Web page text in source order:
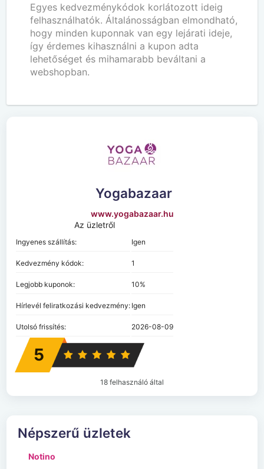
Egyes kedvezménykódok korlátozott ideig
felhasználhatók. Általánosságban elmondható,
hogy minden kuponnak van egy lejárati ideje,
így érdemes kihasználni a kupon adta
lehetőséget és mihamarabb beváltani a
webshopban.
Yogabazaar
www.yogabazaar.hu
Az üzletről
Ingyenes szállítás: Igen
Kedvezmény kódok: 1
Legjobb kuponok: 10%
Hírlevél feliratkozási kedvezmény: Igen
Utolsó frissítés: 2026-08-09
5
18 felhasználó által
Népszerű üzletek
Notino